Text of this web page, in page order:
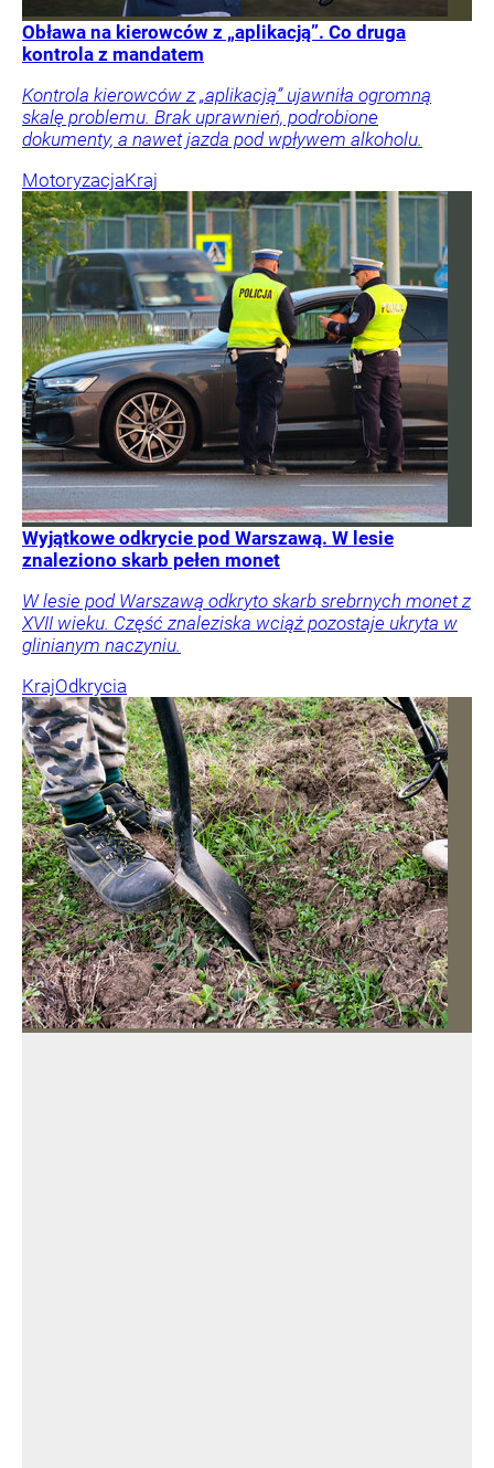
Obława na kierowców z „aplikacją”. Co druga
kontrola z mandatem
Kontrola kierowców z „aplikacją” ujawniła ogromną
skalę problemu. Brak uprawnień, podrobione
dokumenty, a nawet jazda pod wpływem alkoholu.
MotoryzacjaKraj
Wyjątkowe odkrycie pod Warszawą. W lesie
znaleziono skarb pełen monet
W lesie pod Warszawą odkryto skarb srebrnych monet z
XVII wieku. Część znaleziska wciąż pozostaje ukryta w
glinianym naczyniu.
KrajOdkrycia